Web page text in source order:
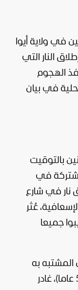
ولاية أيوا
النار التي
منفذ الهجوم
في بيان
يوم الاثنين بالتوقيت
في
نار في شارع
عُثر
قتلى أصيبوا جميعا
المشتبه به
ويدعى رايان ويليس ماكفارلاند (52 عاما)، غادر